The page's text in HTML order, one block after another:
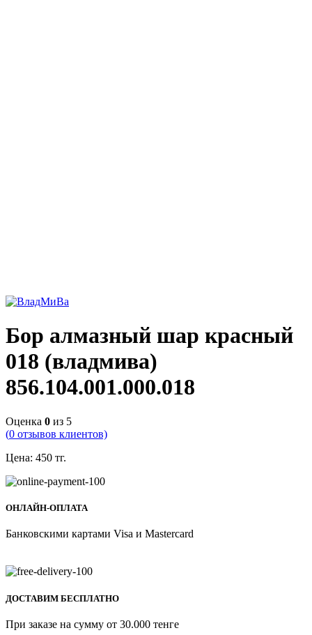
Бор алмазный шар красный
018 (владмива)
856.104.001.000.018
Оценка 0 из 5
(0 отзывов клиентов)
Цена: 450 тг.
ОНЛАЙН-ОПЛАТА
Банковскими картами Visa и Mastercard
ДОСТАВИМ БЕСПЛАТНО
При заказе на сумму от 30.000 тенге